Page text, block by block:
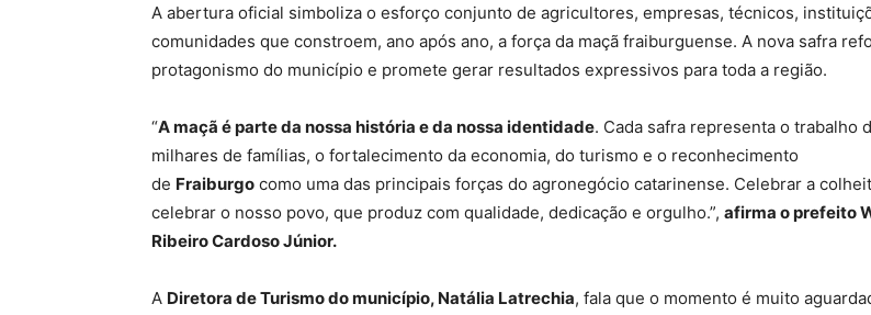
A abertura oficial simboliza o esforço conjunto de agricultores, empresas, técnicos,
comunidades que constroem, ano após ano, a força da maçã fraiburguense. A nova safra
protagonismo do município e promete gerar resultados expressivos para toda a região.
“A maçã é parte da nossa história e da nossa identidade. Cada safra representa o trabalho
milhares de famílias, o fortalecimento da economia, do turismo e o reconhecimento
de Fraiburgo como uma das principais forças do agronegócio catarinense. Celebrar a
celebrar o nosso povo, que produz com qualidade, dedicação e orgulho.”, afirma o prefeito
Ribeiro Cardoso Júnior.
A Diretora de Turismo do município, Natália Latrechia, fala que o momento é muito